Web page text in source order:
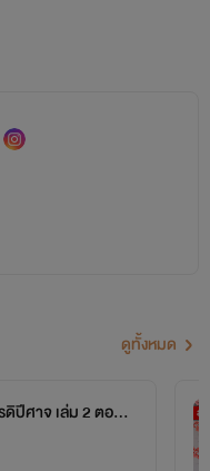
ดูทั้งหมด
ปีศาจ เล่ม 2 ตอนที่